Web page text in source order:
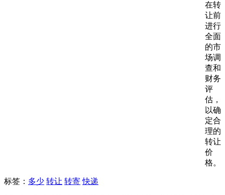
在转
让前
进行
全面
的市
场调
查和
财务
评
估，
以确
定合
理的
转让
价
格。
标签： 多少 转让 转寄 快递